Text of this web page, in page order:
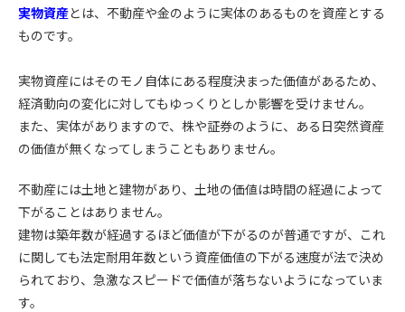
実物資産とは、不動産や金のように実体のあるものを資産とする
ものです。
実物資産にはそのモノ自体にある程度決まった価値があるため、
経済動向の変化に対してもゆっくりとしか影響を受けません。
また、実体がありますので、株や証券のように、ある日突然資産
の価値が無くなってしまうこともありません。
不動産には土地と建物があり、土地の価値は時間の経過によって
下がることはありません。
建物は築年数が経過するほど価値が下がるのが普通ですが、これ
に関しても法定耐用年数という資産価値の下がる速度が法で決め
られており、急激なスピードで価値が落ちないようになっていま
す。